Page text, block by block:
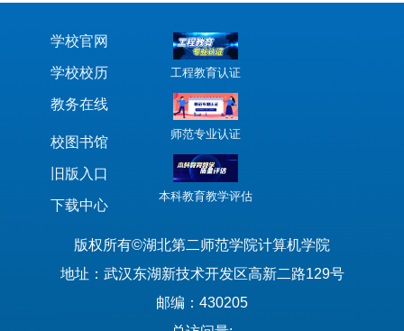
学校官网
学校校历
教务在线
校图书馆
旧版入口
下载中心
工程教育认证
师范专业认证
本科教育教学评估
版权所有©湖北第二师范学院计算机学院
地址：武汉东湖新技术开发区高新二路129号
邮编：430205